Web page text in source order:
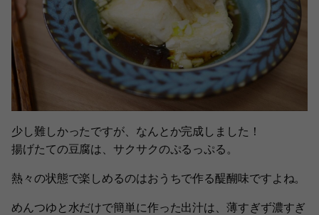
少し難しかったですが、なんとか完成しました！
揚げたての豆腐は、サクサクのぷるっぷる。
熱々の状態で楽しめるのはおうちで作る醍醐味ですよね。
めんつゆと水だけで簡単に作った出汁は、薄すぎず濃すぎ